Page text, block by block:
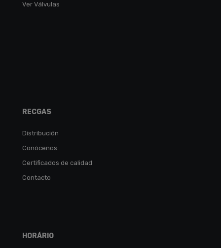
Ver Válvulas
RECGAS
Distribución
Conócenos
Certificados de calidad
Contacto
HORÁRIO